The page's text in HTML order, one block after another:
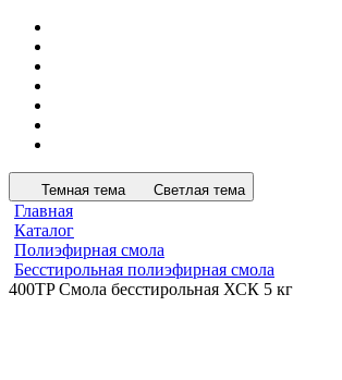
Темная тема Светлая тема
Главная
Каталог
Полиэфирная смола
Бесстирольная полиэфирная смола
400TP Смола бесстирольная ХСК 5 кг